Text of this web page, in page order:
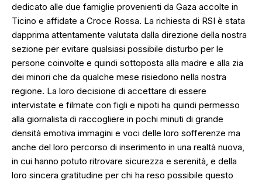
dedicato alle due famiglie provenienti da Gaza accolte in
Ticino e affidate a Croce Rossa. La richiesta di RSI è stata
dapprima attentamente valutata dalla direzione della nostra
sezione per evitare qualsiasi possibile disturbo per le
persone coinvolte e quindi sottoposta alla madre e alla zia
dei minori che da qualche mese risiedono nella nostra
regione. La loro decisione di accettare di essere
intervistate e filmate con figli e nipoti ha quindi permesso
alla giornalista di raccogliere in pochi minuti di grande
densità emotiva immagini e voci delle loro sofferenze ma
anche del loro percorso di inserimento in una realtà nuova,
in cui hanno potuto ritrovare sicurezza e serenità, e della
loro sincera gratitudine per chi ha reso possibile questo